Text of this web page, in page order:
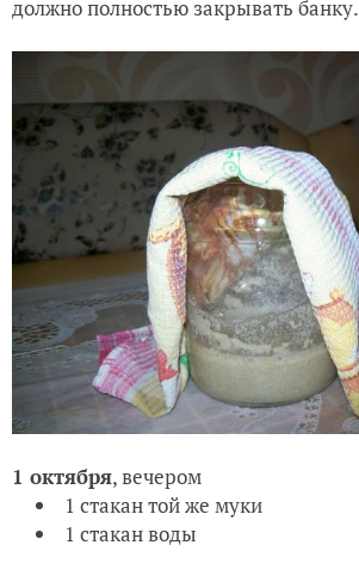
должно полностью закрывать банку.
1 октября, вечером
1 стакан той же муки
1 стакан воды